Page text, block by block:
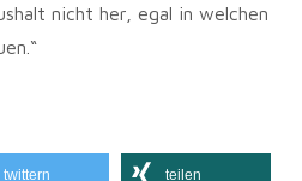
nicht her, egal in welchen
twittern teilen